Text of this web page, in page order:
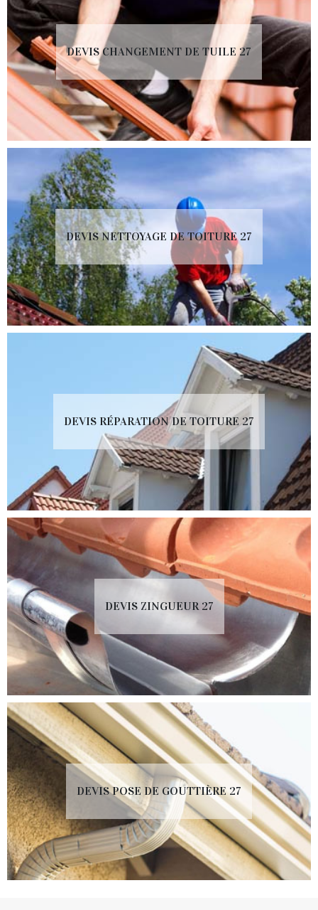
DEVIS CHANGEMENT DE TUILE 27
DEVIS NETTOYAGE DE TOITURE 27
DEVIS RÉPARATION DE TOITURE 27
DEVIS ZINGUEUR 27
DEVIS POSE DE GOUTTIÈRE 27